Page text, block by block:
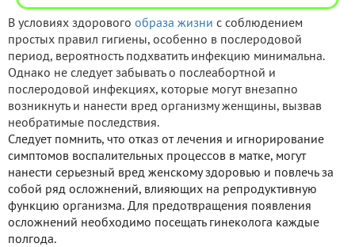
В условиях здорового образа жизни с соблюдением
простых правил гигиены, особенно в послеродовой
период, вероятность подхватить инфекцию минимальна.
Однако не следует забывать о послеабортной и
послеродовой инфекциях, которые могут внезапно
возникнуть и нанести вред организму женщины, вызвав
необратимые последствия.
Следует помнить, что отказ от лечения и игнорирование
симптомов воспалительных процессов в матке, могут
нанести серьезный вред женскому здоровью и повлечь за
собой ряд осложнений, влияющих на репродуктивную
функцию организма. Для предотвращения появления
осложнений необходимо посещать гинеколога каждые
полгода.